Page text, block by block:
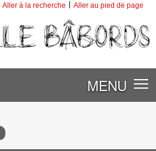
Aller à la recherche Aller au pied de page
MENU